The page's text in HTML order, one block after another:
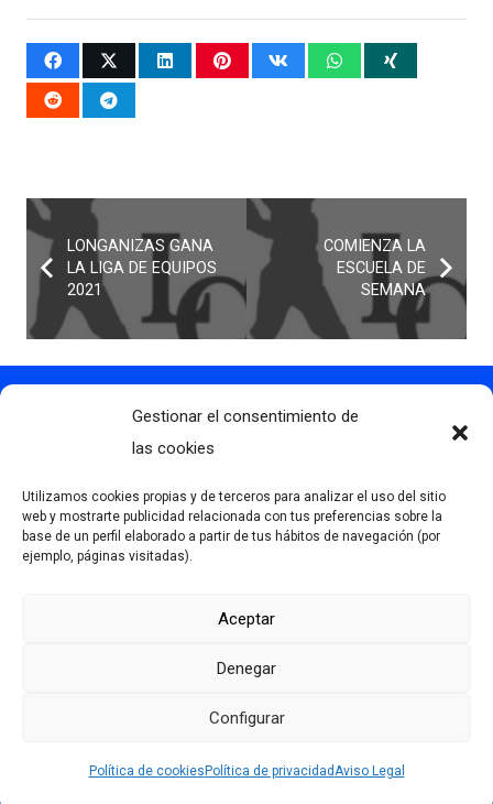
Gestionar el consentimiento de
las cookies
Utilizamos cookies propias y de terceros para analizar el uso del sitio
web y mostrarte publicidad relacionada con tus preferencias sobre la
base de un perfil elaborado a partir de tus hábitos de navegación (por
ejemplo, páginas visitadas).
Aceptar
Denegar
Configurar
Política de cookies Política de privacidadAviso Legal
LONGANIZAS GANA
LA LIGA DE EQUIPOS
2021
COMIENZA LA
ESCUELA DE
SEMANA
Contacto
info@clubdegolflascaldas.com
681 163 108
La Premaña s/n, 33174, Oviedo, España
Política de cookies (UE)